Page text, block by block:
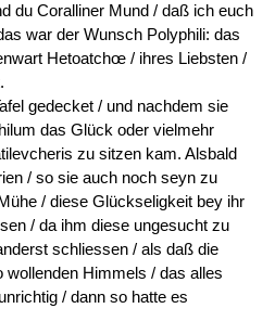
du Coralliner Mund / daß ich euch
war der Wunsch Polyphili: das
Hetoatchœ / ihres Liebsten /
gedecket / und nachdem sie
das Glück oder vielmehr
zu sitzen kam. Alsbald
/ so sie auch noch seyn zu
/ diese Glückseligkeit bey ihr
/ da ihm diese ungesucht zu
schliessen / als daß die
wollenden Himmels / das alles
/ dann so hatte es